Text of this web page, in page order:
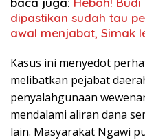
dipastikan sudah tau
awal menjabat, Simak
Kasus ini menyedot
melibatkan pejabat
penyalahgunaan
mendalami aliran dana
lain. Masyarakat Ngawi